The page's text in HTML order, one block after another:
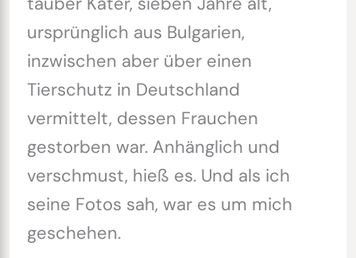
ursprünglich aus Bulgarien,
inzwischen aber über einen
Tierschutz in Deutschland
vermittelt, dessen Frauchen
gestorben war. Anhänglich und
verschmust, hieß es. Und als ich
seine Fotos sah, war es um mich
geschehen.